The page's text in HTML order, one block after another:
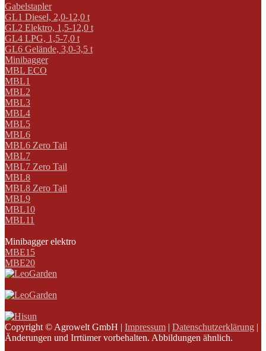
Gabelstapler
GL1 Diesel, 2,0-12,0 t
GL2 Elektro, 1,5-12,0 t
GL4 LPG, 1,5-7,0 t
GL6 Gelände, 3,0-3,5 t
Minibagger
MBL ECO
MBL1
MBL2
MBL3
MBL4
MBL5
MBL6
MBL6 Zero Tail
MBL7
MBL7 Zero Tail
MBL8
MBL8 Zero Tail
MBL9
MBL10
MBL11
Minibagger elektro
MBE15
MBE20
Copyright © Agrowelt GmbH | Impressum | Datenschutzerklärung |
Änderungen und Irrtümer vorbehalten. Abbildungen ähnlich.